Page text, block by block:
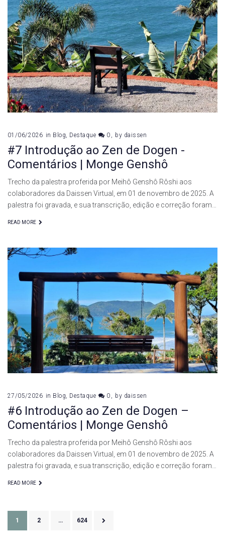
01/06/2026 in Blog, Destaque 0 by daissen
#7 Introdução ao Zen de Dogen -
Comentários | Monge Genshô
Trecho da palestra proferida por Meihô Genshô Rôshi aos
colaboradores da Daissen Virtual, em 01 de novembro de 2025. A
palestra foi gravada, e sua transcrição, edição e correção foram…
READ MORE
27/05/2026 in Blog, Destaque 0 by daissen
#6 Introdução ao Zen de Dogen –
Comentários | Monge Genshô
Trecho da palestra proferida por Meihô Genshô Rôshi aos
colaboradores da Daissen Virtual, em 01 de novembro de 2025. A
palestra foi gravada, e sua transcrição, edição e correção foram…
READ MORE
Paginação
de
1 2 … 624